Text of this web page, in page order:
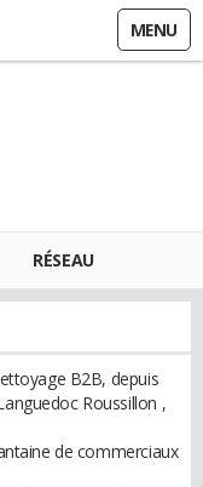
MENU
RÉSEAU
B2B, depuis
Roussillon ,
de commerciaux